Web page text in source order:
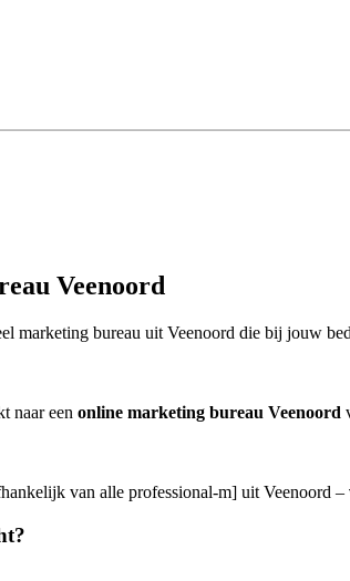
Veenoord
marketing bureau uit Veenoord die bij jouw
naar een online marketing bureau Veenoord
van alle professional-m] uit Veenoord –